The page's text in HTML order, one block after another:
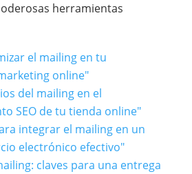
herramientas
el mailing en tu
online"
del mailing en el
SEO de tu tienda online"
integrar el mailing en un
electrónico efectivo"
claves para una entrega